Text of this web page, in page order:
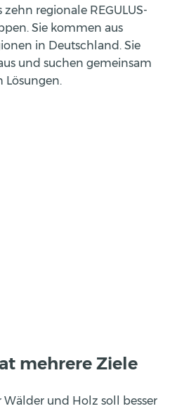
regionale REGULUS-
Sie kommen aus
in Deutschland. Sie
und suchen gemeinsam
Lösungen.
mehrere Ziele
Wälder und Holz soll besser